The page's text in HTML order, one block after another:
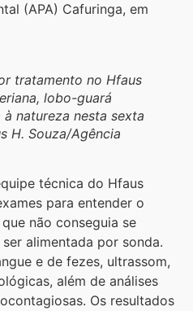
(APA) Cafuringa, em
tratamento no Hfaus
lobo-guará
natureza nesta sexta
H. Souza/Agência
técnica do Hfaus
para entender o
não conseguia se
alimentada por sonda.
e de fezes, ultrassom,
além de análises
Os resultados